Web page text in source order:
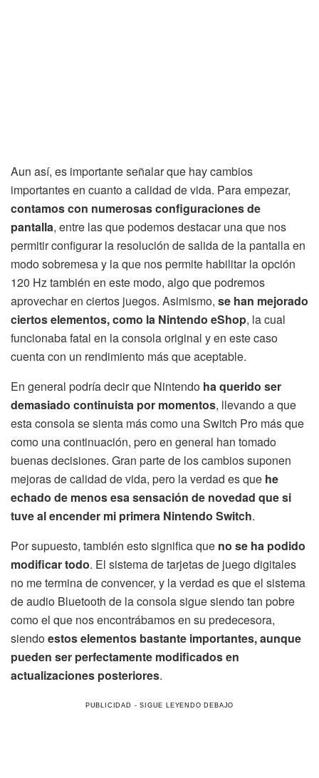
Aun así, es importante señalar que hay cambios
importantes en cuanto a calidad de vida. Para empezar,
contamos con numerosas configuraciones de
pantalla, entre las que podemos destacar una que nos
permitir configurar la resolución de salida de la pantalla en
modo sobremesa y la que nos permite habilitar la opción
120 Hz también en este modo, algo que podremos
aprovechar en ciertos juegos. Asimismo, se han mejorado
ciertos elementos, como la Nintendo eShop, la cual
funcionaba fatal en la consola original y en este caso
cuenta con un rendimiento más que aceptable.
En general podría decir que Nintendo ha querido ser
demasiado continuista por momentos, llevando a que
esta consola se sienta más como una Switch Pro más que
como una continuación, pero en general han tomado
buenas decisiones. Gran parte de los cambios suponen
mejoras de calidad de vida, pero la verdad es que he
echado de menos esa sensación de novedad que si
tuve al encender mi primera Nintendo Switch.
Por supuesto, también esto significa que no se ha podido
modificar todo. El sistema de tarjetas de juego digitales
no me termina de convencer, y la verdad es que el sistema
de audio Bluetooth de la consola sigue siendo tan pobre
como el que nos encontrábamos en su predecesora,
siendoestos elementos bastante importantes, aunque
pueden ser perfectamente modificados en
actualizaciones posteriores.